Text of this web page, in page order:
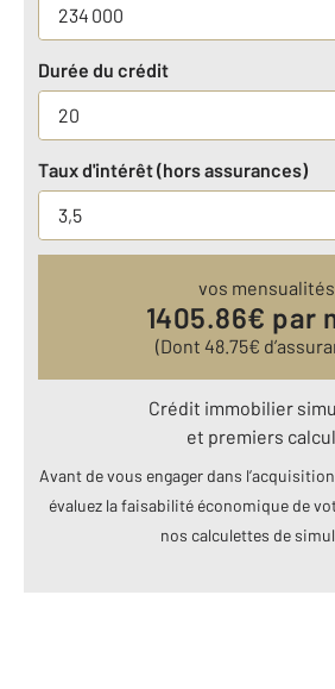
Durée du crédit
Taux d'intérêt (hors assurances)
vos mensualités
1405.86€ par
(Dont 48.75€
Crédit immobilier
et premiers
Avant de vous engager dans
évaluez la faisabilité économique de
nos calculettes de